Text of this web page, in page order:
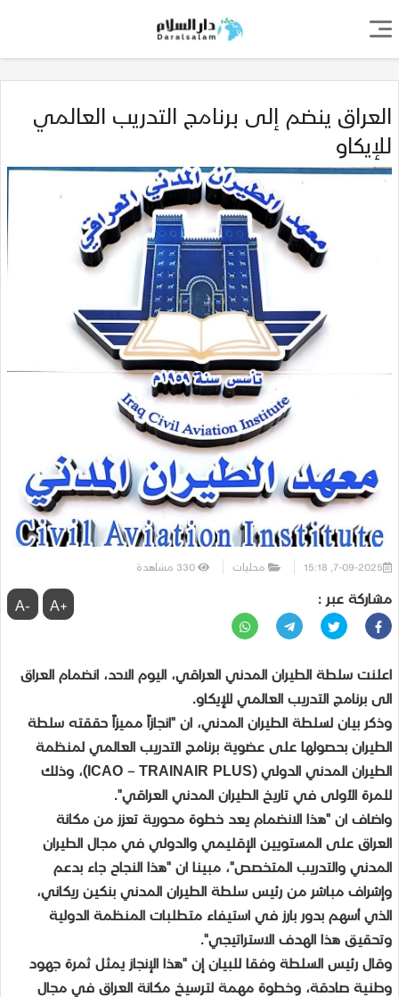
العراق ينضم إلى برنامج التدريب العالمي
للإيكاو
7-09-2025, 15:18 محليات 330 مشاهدة
+A
-A مشاركة عبر :
اعلنت سلطة الطيران المدني العراقي، اليوم الاحد، انضمام العراق
الى برنامج التدريب العالمي للإيكاو.
وذكر بيان لسلطة الطيران المدني، ان "انجازاً مميزاً حققته سلطة
الطيران بحصولها على عضوية برنامج التدريب العالمي لمنظمة
الطيران المدني الدولي (ICAO – TRAINAIR PLUS)، وذلك
للمرة الأولى في تاريخ الطيران المدني العراقي".
واضاف ان "هذا الانضمام يعد خطوة محورية تعزز من مكانة
العراق على المستويين الإقليمي والدولي في مجال الطيران
المدني والتدريب المتخصص"، مبينا ان "هذا النجاح جاء بدعم
وإشراف مباشر من رئيس سلطة الطيران المدني بنكين ريكاني،
الذي أسهم بدور بارز في استيفاء متطلبات المنظمة الدولية
وتحقيق هذا الهدف الاستراتيجي".
وقال رئيس السلطة وفقا للبيان إن "هذا الإنجاز يمثل ثمرة جهود
وطنية صادقة، وخطوة مهمة لترسيخ مكانة العراق في مجال